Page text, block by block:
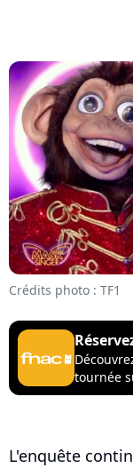
Crédits photo : TF1
tournée
L'enquête